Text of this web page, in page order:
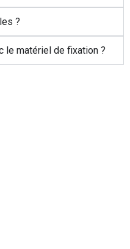
?
le matériel de fixation ?